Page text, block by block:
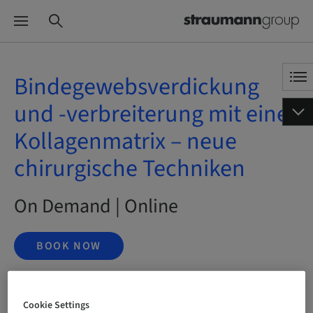
Bindegewebsverdickung
und -verbreiterung mit einer
Kollagenmatrix – neue
chirurgische Techniken
On Demand | Online
BOOK NOW
Status
Cookie Settings